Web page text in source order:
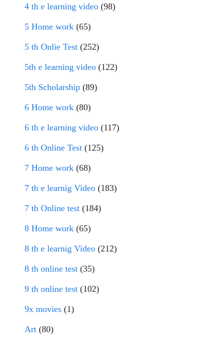
4 th e learning video (98)
5 Home work (65)
5 th Onlie Test (252)
5th e learning video (122)
5th Scholarship (89)
6 Home work (80)
6 th e learning video (117)
6 th Online Test (125)
7 Home work (68)
7 th e learnig Video (183)
7 th Online test (184)
8 Home work (65)
8 th e learnig Video (212)
8 th online test (35)
9 th online test (102)
9x movies (1)
Art (80)